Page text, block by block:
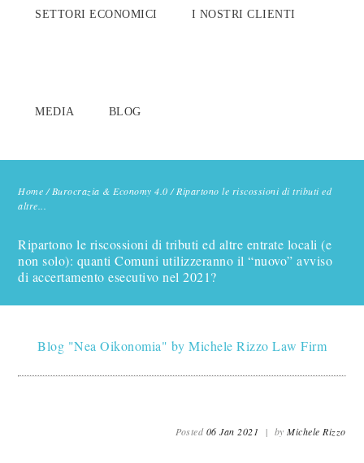
SETTORI ECONOMICI I NOSTRI CLIENTI
MEDIA BLOG
Home /Burocrazia & Economy 4.0 /Ripartono le riscossioni di tributi ed
altre...
Ripartono le riscossioni di tributi ed altre entrate locali (e
non solo): quanti Comuni utilizzeranno il “nuovo” avviso
di accertamento esecutivo nel 2021?
Blog "Nea Oikonomia" by Michele Rizzo Law Firm
Posted06 Jan 2021 | byMichele Rizzo